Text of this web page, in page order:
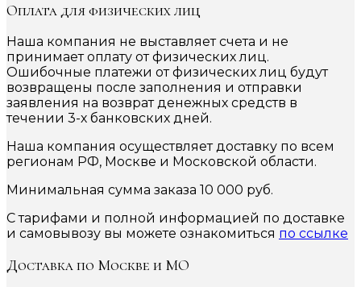
Оплата для физических лиц
Наша компания не выставляет счета и не
принимает оплату от физических лиц.
Ошибочные платежи от физических лиц будут
возвращены после заполнения и отправки
заявления на возврат денежных средств в
течении 3-х банковских дней.
Наша компания осуществляет доставку по всем
регионам РФ, Москве и Московской области.
Минимальная сумма заказа 10 000 руб.
С тарифами и полной информацией по доставке
и самовывозу вы можете ознакомиться по ссылке
Доставка по Москве и МО